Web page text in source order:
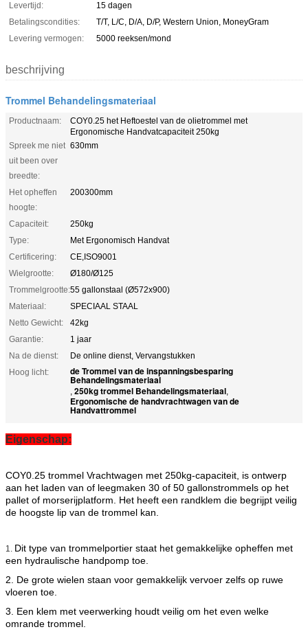
Levertijd:
15 dagen
Betalingscondities:
T/T, L/C, D/A, D/P, Western Union, MoneyGram
Levering vermogen:
5000 reeksen/mond
beschrijving
Trommel Behandelingsmateriaal
Productnaam:
COY0.25 het Heftoestel van de olietrommel met
Ergonomische Handvatcapaciteit 250kg
Spreek me niet
uit been over
breedte:
630mm
Het opheffen
hoogte:
200300mm
Capaciteit:
250kg
Type:
Met Ergonomisch Handvat
Certificering:
CE,ISO9001
Wielgrootte:
Ø180/Ø125
Trommelgrootte:55 gallonstaal (Ø572x900)
Materiaal:
SPECIAAL STAAL
Netto Gewicht:
42kg
Garantie:
1 jaar
Na de dienst:
De online dienst, Vervangstukken
Hoog licht:
de Trommel van de inspanningsbesparing
Behandelingsmateriaal
, 250kg trommel Behandelingsmateriaal,
Ergonomische de handvrachtwagen van de
Handvattrommel
Eigenschap:
COY0.25 trommel Vrachtwagen met 250kg-capaciteit, is ontwerp
aan het laden van of leegmaken 30 of 50 gallonstrommels op het
pallet of morserijplatform. Het heeft een randklem die begrijpt veilig
de hoogste lip van de trommel kan.
1. Dit type van trommelportier staat het gemakkelijke opheffen met
een hydraulische handpomp toe.
2. De grote wielen staan voor gemakkelijk vervoer zelfs op ruwe
vloeren toe.
3. Een klem met veerwerking houdt veilig om het even welke
omrande trommel.